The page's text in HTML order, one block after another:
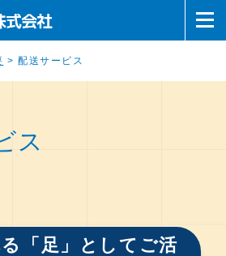
> 配送サービス
ス
「足」としてご活